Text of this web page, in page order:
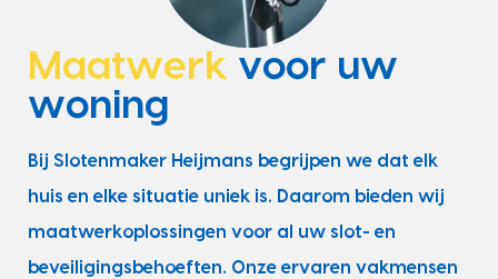
Maatwerk voor uw
woning
Bij Slotenmaker Heijmans begrijpen we dat elk
huis en elke situatie uniek is. Daarom bieden wij
maatwerkoplossingen voor al uw slot- en
beveiligingsbehoeften. Onze ervaren vakmensen